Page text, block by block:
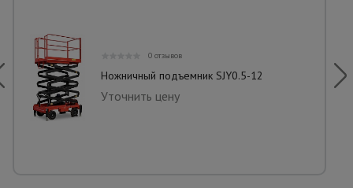
0 отзывов
Ножничный подъемник SJY0.5-12
Уточнить цену